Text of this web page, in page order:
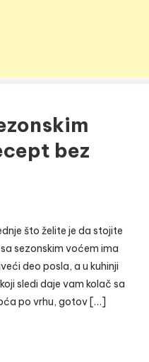
bez
što želite je da stojite
sezonskim voćem ima
deo posla, a u kuhinji
sledi daje vam kolač sa
po vrhu, gotov […]